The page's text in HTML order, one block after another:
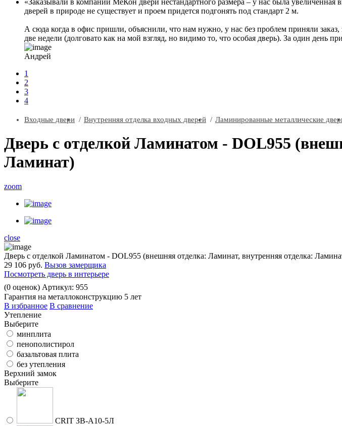
дверей в природе не существует и проем придется подгонять под стандарт 2 м.
А сюда когда в офис пришли, объяснили, что нам нужно, у нас без проблем приняли
две недели (долговато как на мой взгляд, но видимо то, что особая дверь). За один день
Андрей
1
2
3
4
Входные двери Внутренняя отделка входных дверей Ламинированные металлические
Дверь с отделкой Ламинатом - DOL955
Ламинат)
zoom
close
Дверь с отделкой Ламинатом - DOL955 (внешняя отделка: Ламинат, внутренняя отделка:
29 106 руб. Вызов замерщика
Посмотреть дверь в интерьере
(0 оценок) Артикул: 955
Гарантия на металлоконструкцию 5 лет
В избранное В сравнение
Утепление
Выберите
минплита
пенополистирол
базальтовая плита
без утепления
Верхний замок
Выберите
CRIT ЗВ-A10-5Л